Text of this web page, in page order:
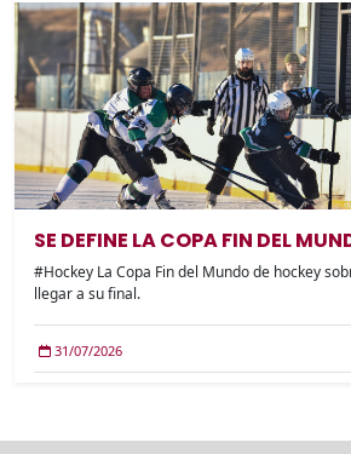
SE DEFINE LA COPA FIN DEL
#Hockey La Copa Fin del Mundo de hockey
llegar a su final.
31/07/2026